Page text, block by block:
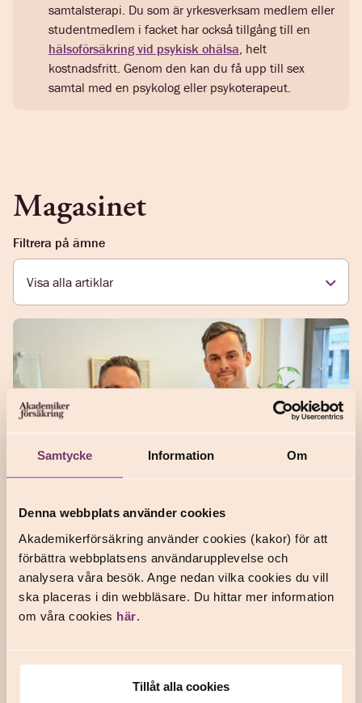
Samtycke Information Om
Denna webbplats använder cookies
Akademikerförsäkring använder cookies (kakor) för att
förbättra webbplatsens användarupplevelse och
analysera våra besök. Ange nedan vilka cookies du vill
ska placeras i din webbläsare. Du hittar mer information
om våra cookies här
Tillåt alla cookies
samtalsterapi. Du som är yrkesverksam medlem eller
studentmedlem i facket har också tillgång till en
hälsoförsäkring vid psykisk ohälsa , helt
kostnadsfritt. Genom den kan du få upp till sex
samtal med en psykolog eller psykoterapeut.
Magasinet
Filtrera på ämne
Vår sjukförsäkring kan hjälpa –
innan du blir sjuk
FÖREBYGGANDE FÖR HÄLSANStress på jobbet, svårt att sova,
värk i kropp och själ? Det finns hjälp att få. Köper du vår